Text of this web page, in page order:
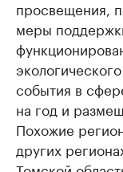
просвещения,
меры
события в
на год и
Похожие
других